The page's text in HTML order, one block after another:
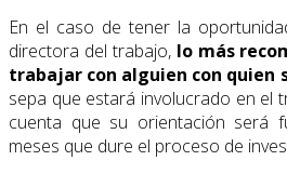
En el caso de tener la
directora del trabajo, lo más
trabajar con alguien con quien
sepa que estará involucrado en el
cuenta que su orientación será
meses que dure el proceso de